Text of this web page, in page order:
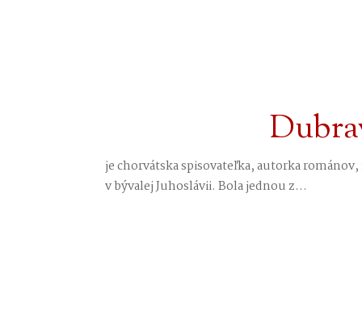
je chorvátska spisovateľka, autorka
v bývalej Juhoslávii. Bola jednou z...